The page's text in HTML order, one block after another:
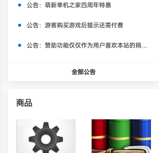
公告： 萌新单机之家四周年特惠
公告： 游客购买游戏后提示还需付费
公告： 赞助功能仅仅作为用户喜欢本站的捐赠打赏功能，同时赞助费用也将作为服务器费用,网盘扩容费用等，所有内容不作为商业行为。
全部公告
商品